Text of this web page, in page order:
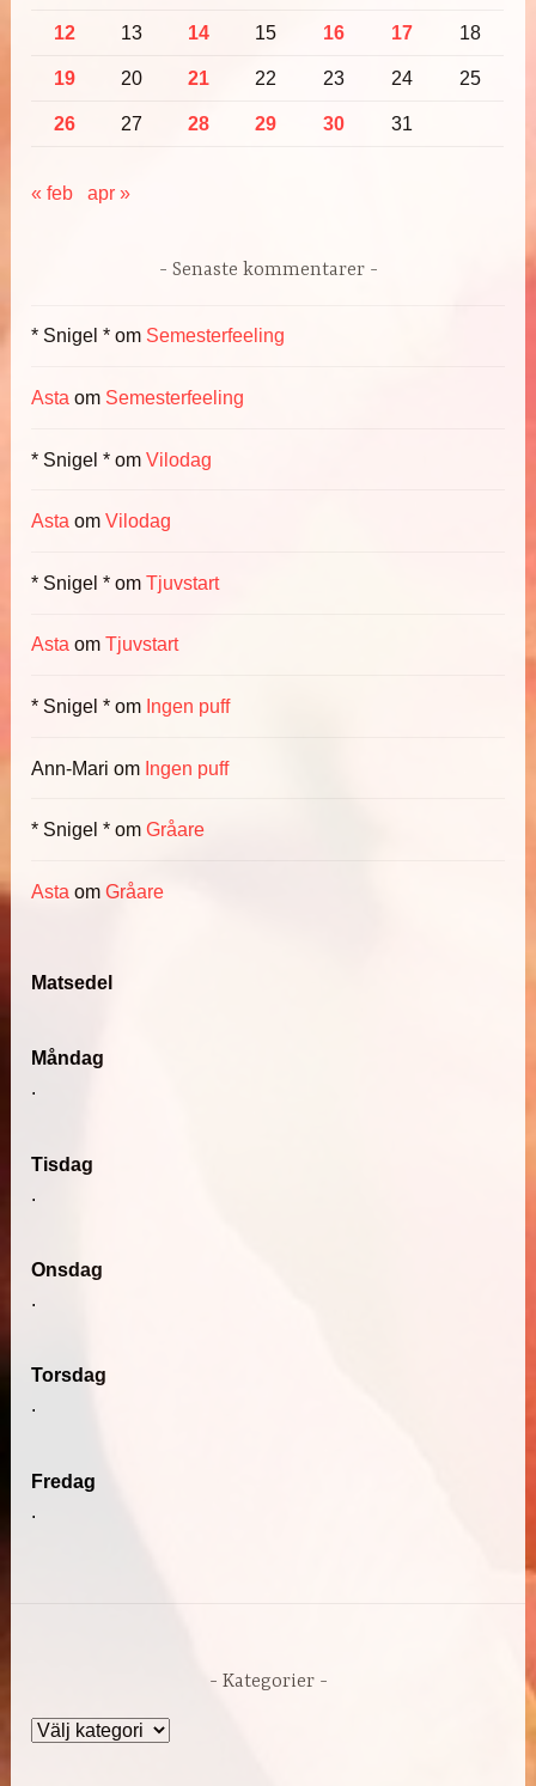
12 13 14 15 16 17 18
19 20 21 22 23 24 25
26 27 28 29 30 31
« feb apr »
Senaste kommentarer
* Snigel * om Semesterfeeling
Asta om Semesterfeeling
* Snigel * omVilodag
Asta omVilodag
* Snigel * omTjuvstart
Asta omTjuvstart
* Snigel * om Ingen puff
Ann-Mari om Ingen puff
* Snigel * omGråare
Asta omGråare
Matsedel
Måndag
.
Tisdag
.
Onsdag
.
Torsdag
.
Fredag
.
Kategorier
Kategorier